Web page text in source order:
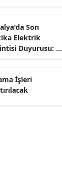
Son
Elektrik
Duyurusu: 7-
İşleri